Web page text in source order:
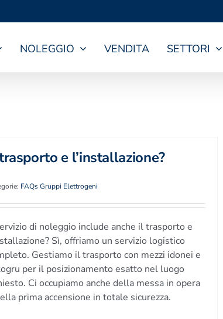
NOLEGGIO VENDITA SETTORI
e l’installazione?
FAQs Gruppi Elettrogeni
di noleggio include anche il trasporto e
Sì, offriamo un servizio logistico
Gestiamo il trasporto con mezzi idonei e
per il posizionamento esatto nel luogo
Ci occupiamo anche della messa in opera
prima accensione in totale sicurezza.